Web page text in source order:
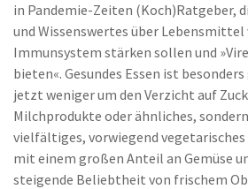
in Pandemie-Zeiten (Koch)Ratgeber,
und Wissenswertes über Lebensmittel
Immunsystem stärken sollen und
bieten«. Gesundes Essen ist
jetzt weniger um den Verzicht auf
Milchprodukte oder ähnliches,
vielfältiges, vorwiegend vegetarisches
mit einem großen Anteil an Gemüse
steigende Beliebtheit von frischem